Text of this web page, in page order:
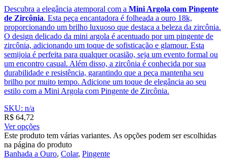
Descubra a elegância atemporal com a Mini Argola com Pingente
de Zircônia. Esta peça encantadora é folheada a ouro 18k,
proporcionando um brilho luxuoso que destaca a beleza da zircônia.
O design delicado da mini argola é acentuado por um pingente de
zircônia, adicionando um toque de sofisticação e glamour. Esta
semijoia é perfeita para qualquer ocasião, seja um evento formal ou
um encontro casual. Além disso, a zircônia é conhecida por sua
durabilidade e resistência, garantindo que a peça mantenha seu
brilho por muito tempo. Adicione um toque de elegância ao seu
estilo com a Mini Argola com Pingente de Zircônia.
SKU: n/a
R$ 64,72
Ver opções
Este produto tem várias variantes. As opções podem ser escolhidas
na página do produto
Banhada a Ouro, Colar, Pingente